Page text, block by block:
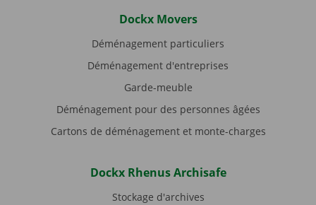
Dockx Movers
Déménagement particuliers
Déménagement d'entreprises
Garde-meuble
Déménagement pour des personnes âgées
Cartons de déménagement et monte-charges
Dockx Rhenus Archisafe
Stockage d'archives